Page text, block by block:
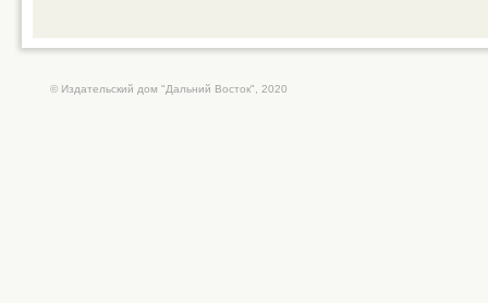
© Издательский дом "Дальний Восток", 2020